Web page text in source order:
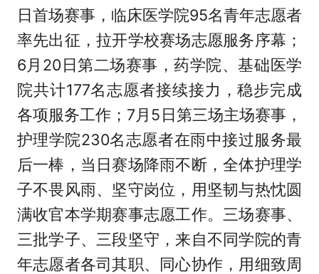
日首场赛事，临床医学院95名青年志愿者
率先出征，拉开学校赛场志愿服务序幕；
6月20日第二场赛事，药学院、基础医学
院共计177名志愿者接续接力，稳步完成
各项服务工作；7月5日第三场主场赛事，
护理学院230名志愿者在雨中接过服务最
后一棒，当日赛场降雨不断，全体护理学
子不畏风雨、坚守岗位，用坚韧与热忱圆
满收官本学期赛事志愿工作。三场赛事、
三批学子、三段坚守，来自不同学院的青
年志愿者各司其职、同心协作，用细致周